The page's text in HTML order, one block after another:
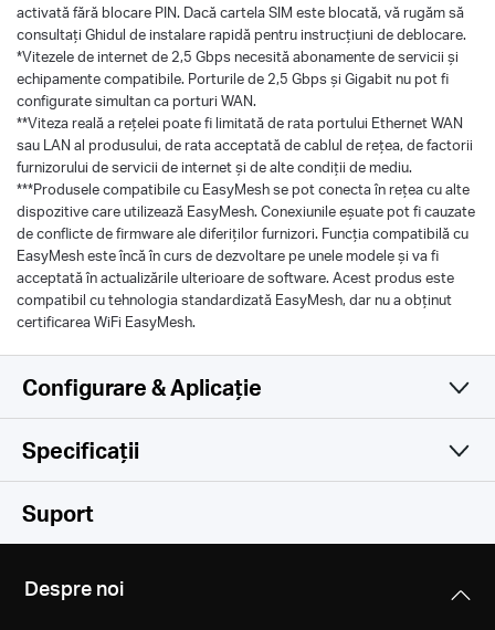
activată fără blocare PIN. Dacă cartela SIM este blocată, vă rugăm să
consultați Ghidul de instalare rapidă pentru instrucțiuni de deblocare.
*Vitezele de internet de 2,5 Gbps necesită abonamente de servicii și
echipamente compatibile. Porturile de 2,5 Gbps și Gigabit nu pot fi
configurate simultan ca porturi WAN.
**Viteza reală a rețelei poate fi limitată de rata portului Ethernet WAN
sau LAN al produsului, de rata acceptată de cablul de rețea, de factorii
furnizorului de servicii de internet și de alte condiții de mediu.
***Produsele compatibile cu EasyMesh se pot conecta în rețea cu alte
dispozitive care utilizează EasyMesh. Conexiunile eșuate pot fi cauzate
de conflicte de firmware ale diferiților furnizori. Funcția compatibilă cu
EasyMesh este încă în curs de dezvoltare pe unele modele și va fi
acceptată în actualizările ulterioare de software. Acest produs este
compatibil cu tehnologia standardizată EasyMesh, dar nu a obținut
certificarea WiFi EasyMesh.
Configurare & Aplicație
Simplă și funcțională
Specificații
Wireless
EU:
Hardware
Suport
Despre noi